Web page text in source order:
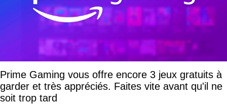
Prime Gaming vous offre encore 3 jeux gratuits à
garder et très appréciés. Faites vite avant qu'il ne
soit trop tard